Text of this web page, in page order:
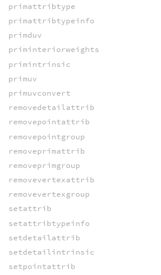
primattribtype
primattribtypeinfo
primduv
priminteriorweights
primintrinsic
primuv
primuvconvert
removedetailattrib
removepointattrib
removepointgroup
removeprimattrib
removeprimgroup
removevertexattrib
removevertexgroup
setattrib
setattribtypeinfo
setdetailattrib
setdetailintrinsic
setpointattrib